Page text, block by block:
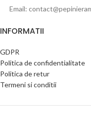
Email:
INFORMATII
GDPR
Politica de confidentialitate
Politica de retur
Termeni si conditii